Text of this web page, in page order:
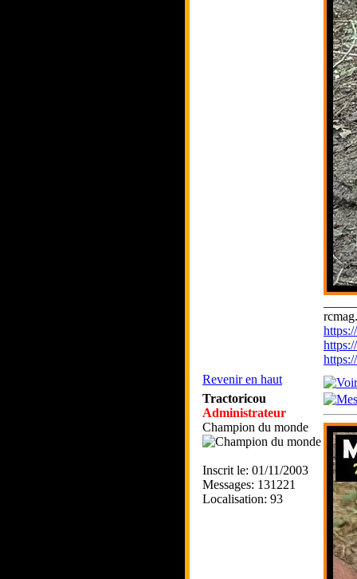
Revenir en haut
Tractoricou
Administrateur
Champion du monde
Inscrit le: 01/11/2003
Messages: 131221
Localisation: 93